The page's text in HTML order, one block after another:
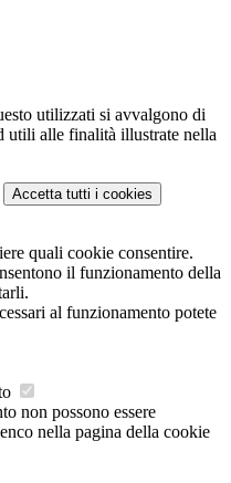
utilizzati si avvalgono di
utili alle finalità illustrate nella
Accetta tutti i cookies
quali cookie consentire.
il funzionamento della
al funzionamento potete
non possono essere
nella pagina della cookie